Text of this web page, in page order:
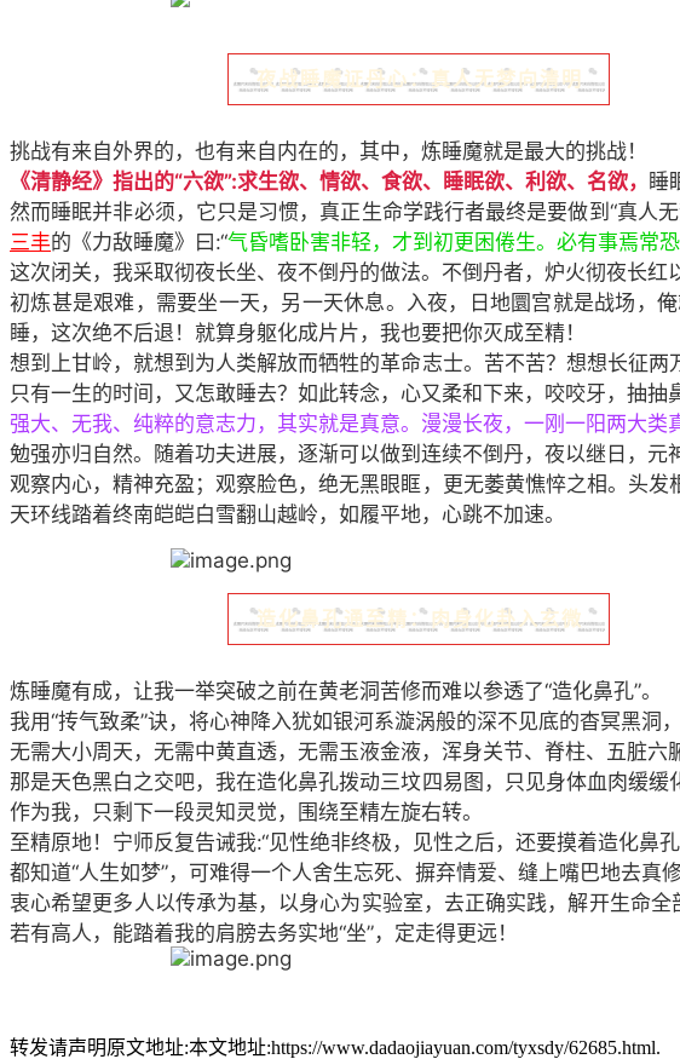
夜战睡魔证丹心：真人无梦向清明
挑战有来自外界的，也有来自内在的，其中，炼睡魔就是最大的挑战！
《清静经》指出的“六欲”:求生欲、情欲、食欲、睡眠欲、利欲、名欲， 睡
然而睡眠并非必须，它只是习惯，真正生命学践行者最终是要做到“真人
三丰的《力敌睡魔》曰:“气昏嗜卧害非轻，才到初更困倦生。必有事焉常
这次闭关，我采取彻夜长坐、夜不倒丹的做法。不倒丹者，炉火彻夜长红
初炼甚是艰难，需要坐一天，另一天休息。入夜，日地圜宫就是战场，
睡，这次绝不后退！就算身躯化成片片，我也要把你灭成至精！
想到上甘岭，就想到为人类解放而牺牲的革命志士。苦不苦？想想长征
只有一生的时间，又怎敢睡去？如此转念，心又柔和下来，咬咬牙，抽抽
强大、无我、纯粹的意志力，其实就是真意。漫漫长夜，一刚一阳两大类
勉强亦归自然。随着功夫进展，逐渐可以做到连续不倒丹，夜以继日，
观察内心，精神充盈；观察脸色，绝无黑眼眶，更无萎黄憔悴之相。头
天环线踏着终南皑皑白雪翻山越岭，如履平地，心跳不加速。
造化鼻孔通至精：肉身化卦入玄微
炼睡魔有成，让我一举突破之前在黄老洞苦修而难以参透了“造化鼻孔”。
我用“抟气致柔”诀，将心神降入犹如银河系漩涡般的深不见底的杳冥黑洞
无需大小周天，无需中黄直透，无需玉液金液，浑身关节、脊柱、五脏
那是天色黑白之交吧，我在造化鼻孔拨动三坟四易图，只见身体血肉缓
作为我，只剩下一段灵知灵觉，围绕至精左旋右转。
至精原地！宁师反复告诫我:“见性绝非终极，见性之后，还要摸着造化
都知道“人生如梦”，可难得一个人舍生忘死、摒弃情爱、缝上嘴巴地去真修
衷心希望更多人以传承为基，以身心为实验室，去正确实践，解开生命
若有高人，能踏着我的肩膀去务实地“坐”，定走得更远！
转发请声明原文地址:本文地址:https://www.dadaojiayuan.com/tyxsdy/62685.html.